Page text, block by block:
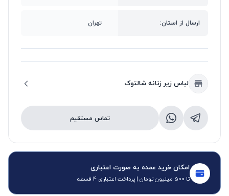
ارسال از استان: تهران
لباس زیر زنانه شالتوک
تماس مستقیم
امکان خرید عمده به صورت اعتباری
تا 500 میلیون تومان | پرداخت اعتباری 4 قسطه